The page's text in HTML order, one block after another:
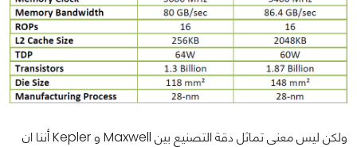
ولكن ليس معنى تماثل دقة التصنيع بين Maxwell و Kepler أننا ان